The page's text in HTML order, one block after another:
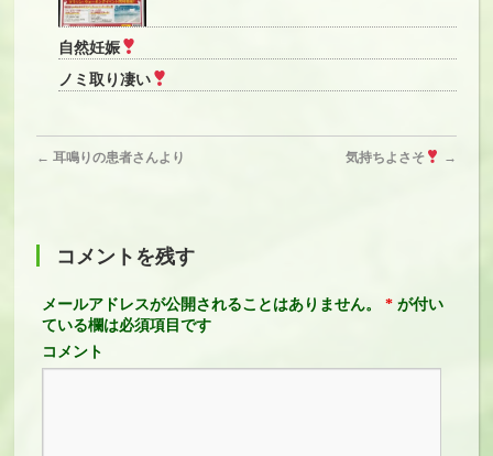
自然妊娠
ノミ取り凄い
← 耳鳴りの患者さんより 気持ちよさそ →
コメントを残す
メールアドレスが公開されることはありません。 * が付い
ている欄は必須項目です
コメント